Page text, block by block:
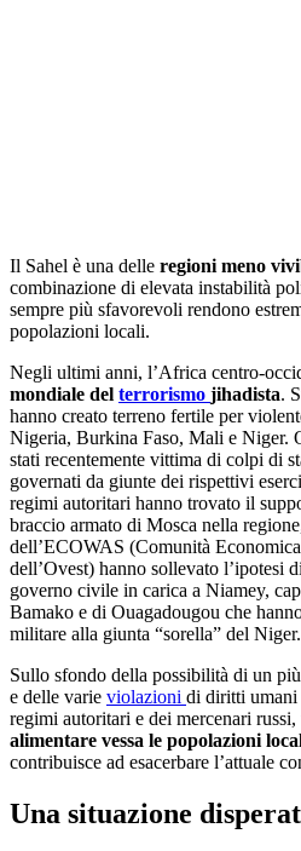
Il Sahel è una delle regioni meno
combinazione di elevata instabilità
sempre più sfavorevoli rendono
popolazioni locali.
Negli ultimi anni, l’Africa centro-
mondiale del terrorismo jihadista.
hanno creato terreno fertile per
Nigeria, Burkina Faso, Mali e Niger.
stati recentemente vittima di colpi di
governati da giunte dei rispettivi
regimi autoritari hanno trovato il
braccio armato di Mosca nella
dell’ECOWAS (Comunità
dell’Ovest) hanno sollevato l’ipotesi
governo civile in carica a Niamey,
Bamako e di Ouagadougou che
militare alla giunta “sorella” del Niger.
Sullo sfondo della possibilità di un
e delle varie violazioni di diritti umani
regimi autoritari e dei mercenari russi,
alimentare vessa le popolazioni
contribuisce ad esacerbare l’attuale
Una situazione